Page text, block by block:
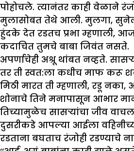
पोहोचले. त्यानंतर काही वेळाने
मुलासोबत तेथे आली. मुलगा,
हुंदके देत रडतच प्रभा म्हणाली,
कदाचित तुमचे बाबा जिवंत नसते.
अपर्णाचेही अश्रू थांबत नव्हते.
तर ती स्वत:ला कधीच माफ करू
मिठी मारत ती म्हणाली, रडू नका,
शोनाचे तिने मनापासून आभार
तिच्यामुळेच सासऱ्यांचा जीव
दुसरीकडे आपल्या आईला
रडताना बघताच रंजोही रडण्याचे